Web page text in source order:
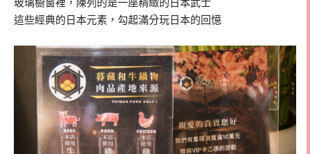
玻璃櫥窗裡，陳列的是一座精緻的日本武士
這些經典的日本元素，勾起滿分玩日本的回憶